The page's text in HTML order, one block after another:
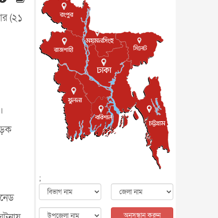
(২১
ব্...
বিদেশি সংবাদমাধ্যমের জন্য নতুন
বিধি-নিষেধ পাকিস্তানের
আন্তর্জাতিক ৫ আগস্ট, ২০২৬
যুক্তরাজ্যের চেভেনিং স্কলারশিপের
আবেদন শুরু
আন্তর্জাতিক ৫ আগস্ট, ২০২৬
পদত্যাগ করেছেন কেপ ভার্দের
কোচ, নতুন ঠিকানা মরক্কো
খেলাধুলা ৫ আগস্ট, ২০২৬
মাত্র ৬ দিনেই ১ বিলিয়ন ডলারের
ক্লাবে ‘স্পাইডার-ম্যান : ব্র্য...
৫ আগস্ট, ২০২৬
দেশের কারিগরি ও ক্রীড়া শিক্ষায়
জাতীয় ৪ আগস্ট, ২০২৬
নির্দেশনা
;
অনুসন্ধান করুন